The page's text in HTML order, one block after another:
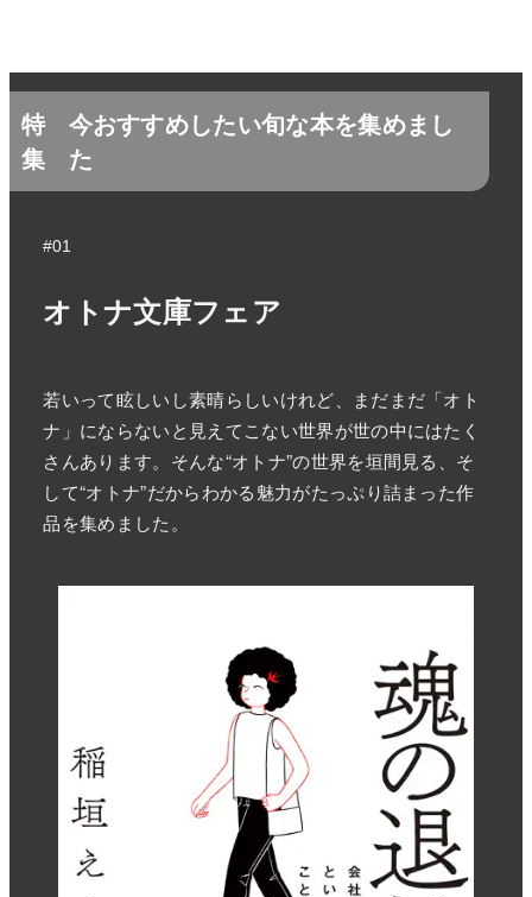
特
集
今おすすめしたい旬な本を集めまし
た
#01
オトナ文庫フェア
若いって眩しいし素晴らしいけれど、まだまだ「オト
ナ」にならないと見えてこない世界が世の中にはたく
さんあります。そんな“オトナ”の世界を垣間見る、そ
して“オトナ”だからわかる魅力がたっぷり詰まった作
品を集めました。